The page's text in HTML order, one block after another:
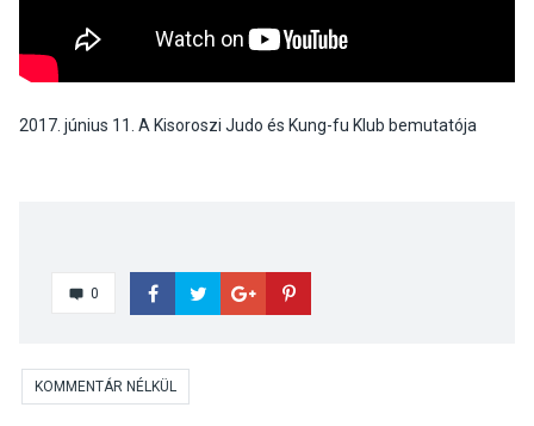
2017. június 11. A Kisoroszi Judo és Kung-fu Klub bemutatója
0
KOMMENTÁR NÉLKÜL